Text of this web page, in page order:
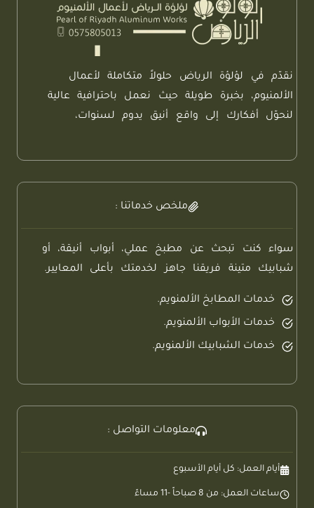
نقدّم في لؤلؤة الرياض حلولاً متكاملة لأعمال
الألمنيوم، بخبرة طويلة حيث نعمل باحترافية عالية
لنحوّل أفكارك إلى واقع أنيق يدوم لسنوات،
ملخص خدماتنا :
سواء كنت تبحث عن مطبخ عملي، أبواب أنيقة، أو
شبابيك متينة فريقنا جاهز لخدمتك بأعلى المعايير.
خدمات المطابخ الألمنويم.
خدمات الأبواب الألمنويم.
خدمات الشبابيك الألمنويم.
معلومات التواصل :
أيام العمل: كل أيام الأسبوع
ساعات العمل: من 8 صباحاً -11 مساءً